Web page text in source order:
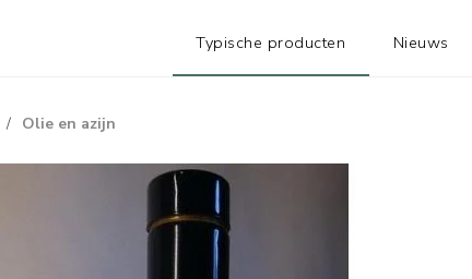
/ Olie en azijn
Typische producten Nieuws